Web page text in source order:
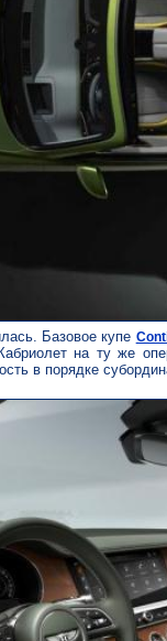
Базовое купе
на ту же
в порядке